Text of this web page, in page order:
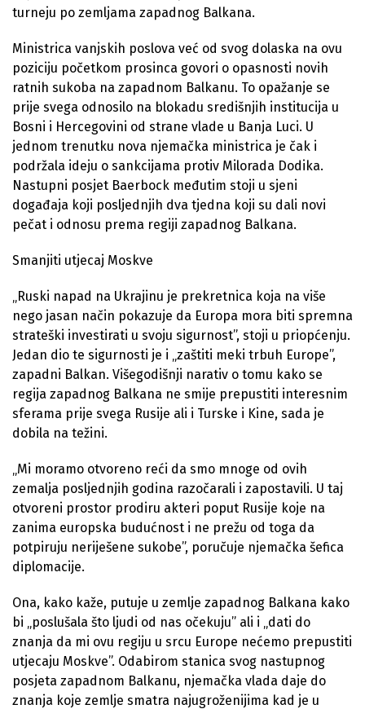
turneju po zemljama zapadnog Balkana.
Ministrica vanjskih poslova već od svog dolaska na ovu
poziciju početkom prosinca govori o opasnosti novih
ratnih sukoba na zapadnom Balkanu. To opažanje se
prije svega odnosilo na blokadu središnjih institucija u
Bosni i Hercegovini od strane vlade u Banja Luci. U
jednom trenutku nova njemačka ministrica je čak i
podržala ideju o sankcijama protiv Milorada Dodika.
Nastupni posjet Baerbock međutim stoji u sjeni
događaja koji posljednjih dva tjedna koji su dali novi
pečat i odnosu prema regiji zapadnog Balkana.
Smanjiti utjecaj Moskve
„Ruski napad na Ukrajinu je prekretnica koja na više
nego jasan način pokazuje da Europa mora biti spremna
strateški investirati u svoju sigurnost”, stoji u priopćenju.
Jedan dio te sigurnosti je i „zaštiti meki trbuh Europe”,
zapadni Balkan. Višegodišnji narativ o tomu kako se
regija zapadnog Balkana ne smije prepustiti interesnim
sferama prije svega Rusije ali i Turske i Kine, sada je
dobila na težini.
„Mi moramo otvoreno reći da smo mnoge od ovih
zemalja posljednjih godina razočarali i zapostavili. U taj
otvoreni prostor prodiru akteri poput Rusije koje na
zanima europska budućnost i ne prežu od toga da
potpiruju neriješene sukobe”, poručuje njemačka šefica
diplomacije.
Ona, kako kaže, putuje u zemlje zapadnog Balkana kako
bi „poslušala što ljudi od nas očekuju” ali i „dati do
znanja da mi ovu regiju u srcu Europe nećemo prepustiti
utjecaju Moskve”. Odabirom stanica svog nastupnog
posjeta zapadnom Balkanu, njemačka vlada daje do
znanja koje zemlje smatra najugroženijima kad je u